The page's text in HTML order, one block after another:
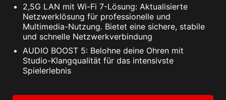
2,5G LAN mit Wi-Fi 7-Lösung: Aktualisierte
Netzwerklösung für professionelle und
Multimedia-Nutzung. Bietet eine sichere, stabile
und schnelle Netzwerkverbindung
AUDIO BOOST 5: Belohne deine Ohren mit
Studio-Klangqualität für das intensivste
Spielerlebnis